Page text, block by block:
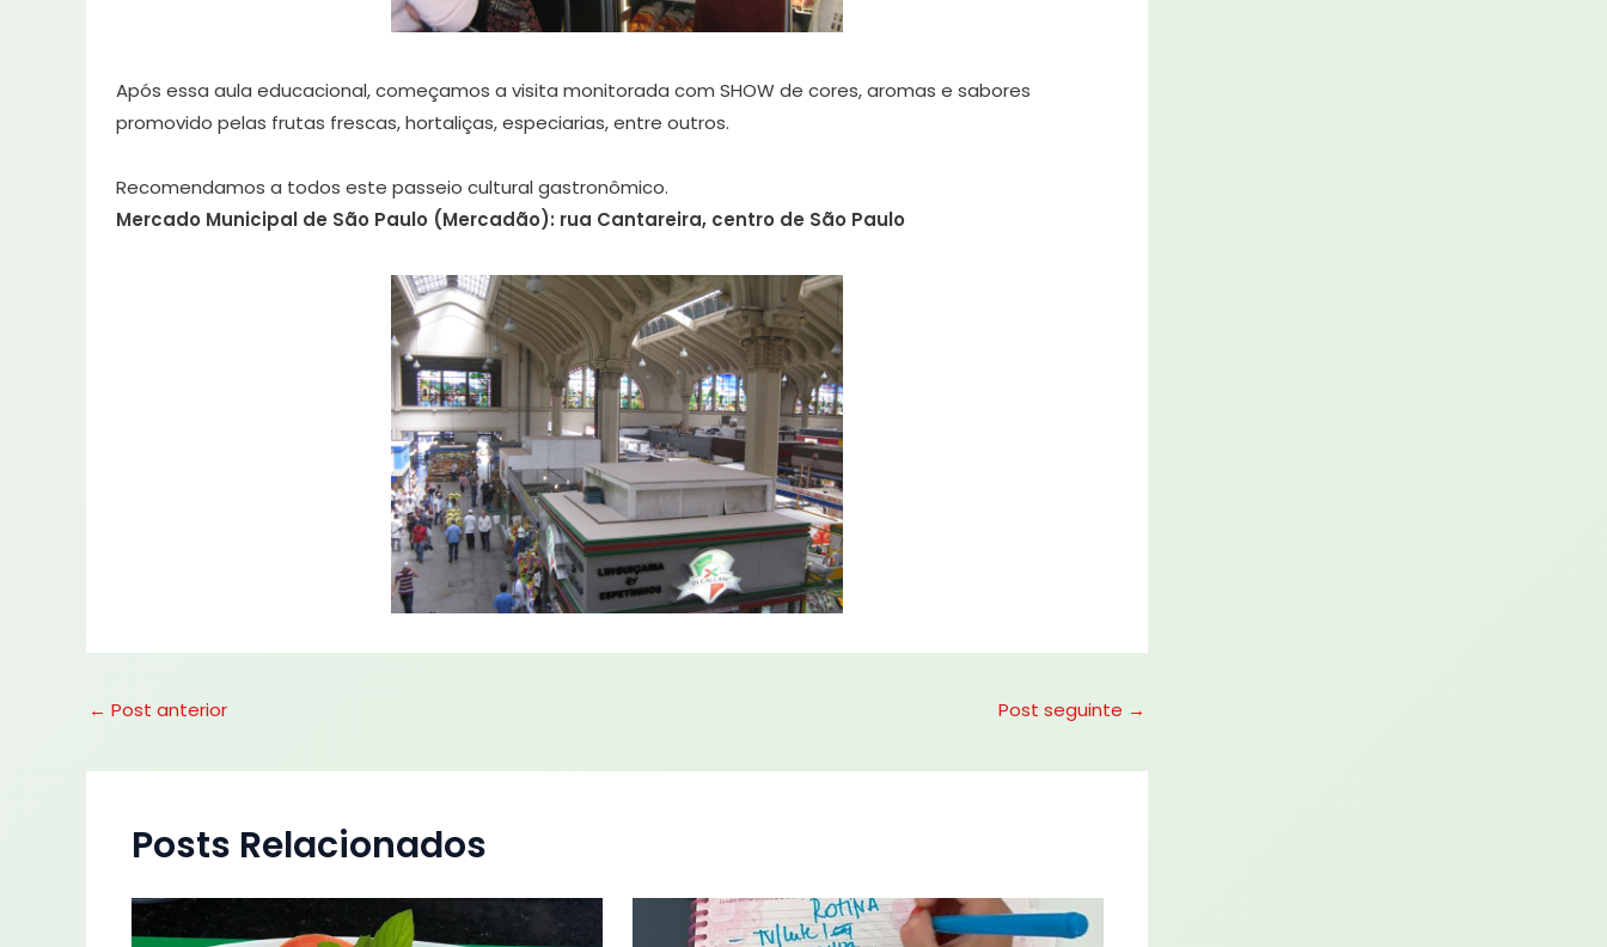
Após essa aula educacional, começamos a visita monitorada com SHOW de cores, aromas e sabores
promovido pelas frutas frescas, hortaliças, especiarias, entre outros.
Recomendamos a todos este passeio cultural gastronômico.
Mercado Municipal de São Paulo (Mercadão): rua Cantareira, centro de São Paulo
← Post anterior Post seguinte →
Posts Relacionados